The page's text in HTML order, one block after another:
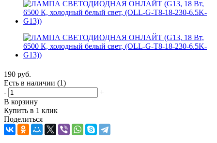
190 руб.
Есть в наличии (1)
-
+
В корзину
Купить в 1 клик
Поделиться